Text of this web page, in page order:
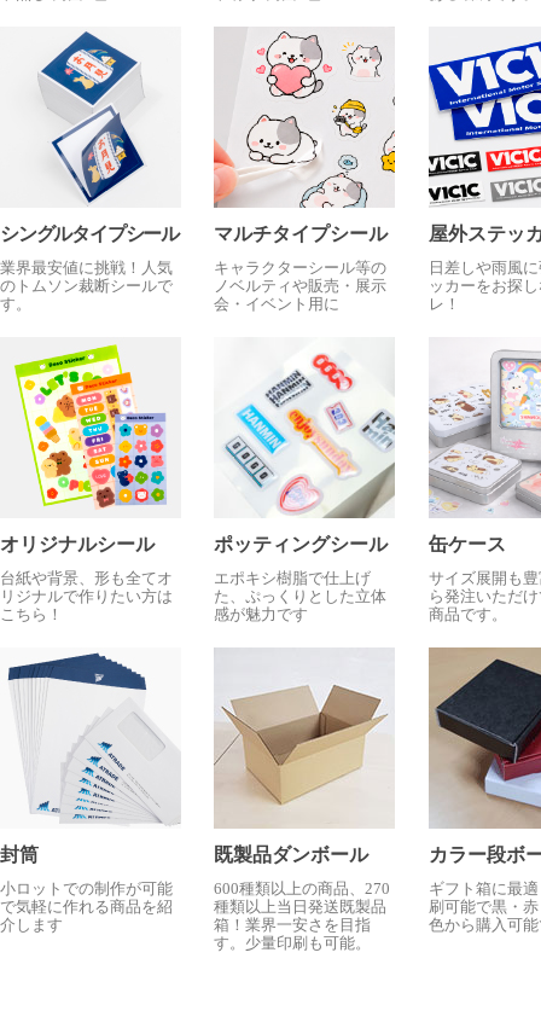
シングルタイプシール
業界最安値に挑戦！人気
のトムソン裁断シールで
す。
マルチタイプシール
キャラクターシール等の
ノベルティや販売・展示
会・イベント用に
屋外ステッ
日差しや雨風
ッカーをお探
レ！
オリジナルシール
台紙や背景、形も全てオ
リジナルで作りたい方は
こちら！
ポッティングシール
エポキシ樹脂で仕上げ
た、ぷっくりとした立体
感が魅力です
缶ケース
サイズ展開も
ら発注いただ
商品です。
封筒
小ロットでの制作が可能
で気軽に作れる商品を紹
介します
既製品ダンボール
600種類以上の商品、270
種類以上当日発送既製品
箱！業界一安さを目指
す。少量印刷も可能。
カラー段ボ
ギフト箱に最
刷可能で黒・
色から購入可